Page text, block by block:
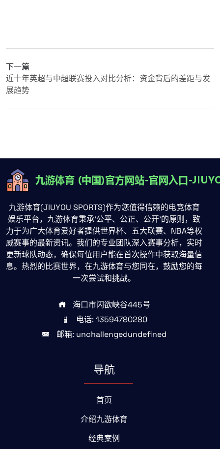
下一篇
近十年英超与中超联赛投入对比分析：资金背后的差距与发
展趋势
九游体育(JIUYOU SPORTS)作为您值得信赖的电竞体育
娱乐平台，九游体育秉承'公平、公正、公开'的原则，致
力于为广大体育爱好者提供世界杯、五大联赛、NBA等权
威赛事的最新资讯。我们的专业团队深入赛事分析，实时
更新球队动态，确保每位用户能在首次操作中获取海量信
息。热烈的比赛世界，在九游体育与您同在，鼓励您的每
一次尝试和挑战。
海口市闪欲峡谷445号
电话: 13594780280
邮箱: unchallengedundefined
导航
首页
介绍九游体育
经典案例